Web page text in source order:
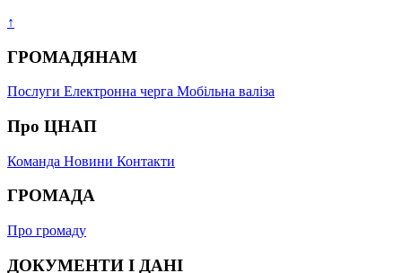
↑
ГРОМАДЯНАМ
Послуги Електронна черга Мобільна валіза
Про ЦНАП
Команда Новини Контакти
ГРОМАДА
Про громаду
ДОКУМЕНТИ І ДАНІ